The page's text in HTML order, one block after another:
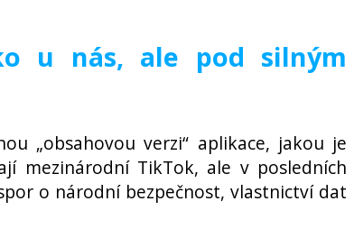
u nás, ale pod silným
„obsahovou verzi“ aplikace, jakou je
mezinárodní TikTok, ale v posledních
o národní bezpečnost, vlastnictví dat